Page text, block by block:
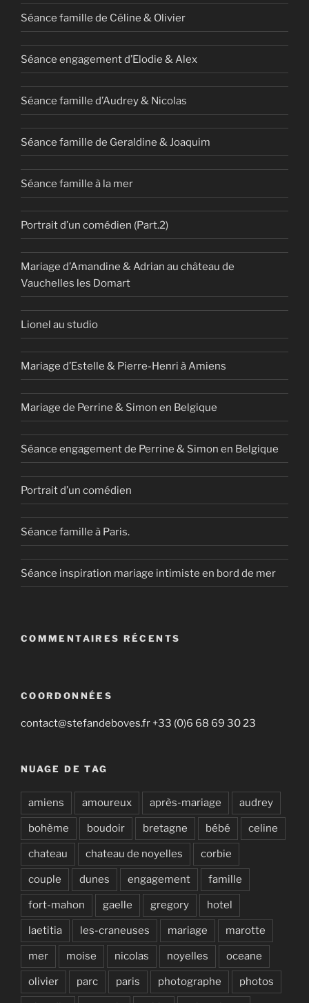
Séance famille de Céline & Olivier
Séance engagement d’Elodie & Alex
Séance famille d’Audrey & Nicolas
Séance famille de Geraldine & Joaquim
Séance famille à la mer
Portrait d’un comédien (Part.2)
Mariage d’Amandine & Adrian au château de
Vauchelles les Domart
Lionel au studio
Mariage d’Estelle & Pierre-Henri à Amiens
Mariage de Perrine & Simon en Belgique
Séance engagement de Perrine & Simon en Belgique
Portrait d’un comédien
Séance famille à Paris.
Séance inspiration mariage intimiste en bord de mer
COMMENTAIRES RÉCENTS
COORDONNÉES
contact@stefandeboves.fr +33 (0)6 68 69 30 23
NUAGE DE TAG
amiens amoureux après-mariage audrey
bohème boudoir bretagne bébé celine
chateau chateau de noyelles corbie
couple dunes engagement famille
fort-mahon gaelle gregory hotel
laetitia les-craneuses mariage marotte
mer moise nicolas noyelles oceane
olivier parc paris photographe photos